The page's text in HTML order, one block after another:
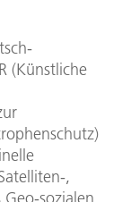
(Künstliche
,